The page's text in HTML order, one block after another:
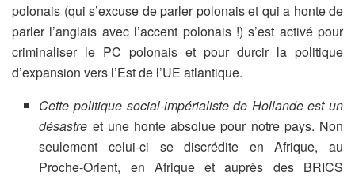
polonais (qui s’excuse de parler polonais et qui a honte de
parler l’anglais avec l’accent polonais !) s’est activé pour
criminaliser le PC polonais et pour durcir la politique
d’expansion vers l’Est de l’UE atlantique.
Cette politique social-impérialiste de Hollande est un
désastre et une honte absolue pour notre pays. Non
seulement celui-ci se discrédite en Afrique, au
Proche-Orient, en Afrique et auprès des BRICS